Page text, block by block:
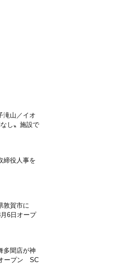
滝山／イオ
し〟施設で
締役人事を
敦賀市に
6日オープ
多聞店が神
ープン SC